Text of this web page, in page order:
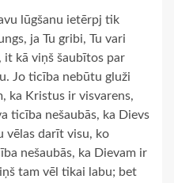
lūgšanu ietērpj tik
ja Tu gribi, Tu vari
it kā viņš šaubītos par
Jo ticība nebūtu gluži
ka Kristus ir visvarens,
ticība nešaubās, ka Dievs
vēlas darīt visu, ko
nešaubās, ka Dievam ir
tam vēl tikai labu; bet